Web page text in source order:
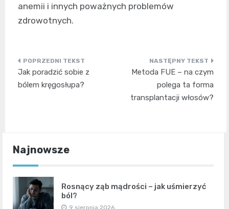
anemii i innych poważnych problemów
zdrowotnych.
Nawigacja
wpisu
Jak poradzić sobie z
bólem kręgosłupa?
Metoda FUE – na czym
polega ta forma
transplantacji włosów?
Najnowsze
Rosnący ząb mądrości – jak uśmierzyć
ból?
9 sierpnia 2026